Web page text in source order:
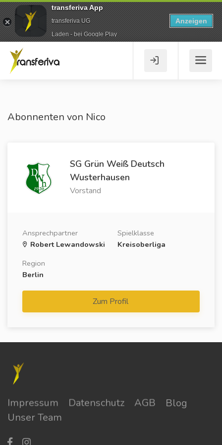
Abonnenten von Nico
SG Grün Weiß Deutsch
Wusterhausen
Vorstand
Ansprechpartner
Robert Lewandowski
Spielklasse
Kreisoberliga
Region
Berlin
Zum Profil
Impressum Datenschutz AGB
Blog
Unser Team
transferiva App
transferiva UG
Laden - bei Google Play
Anzeigen